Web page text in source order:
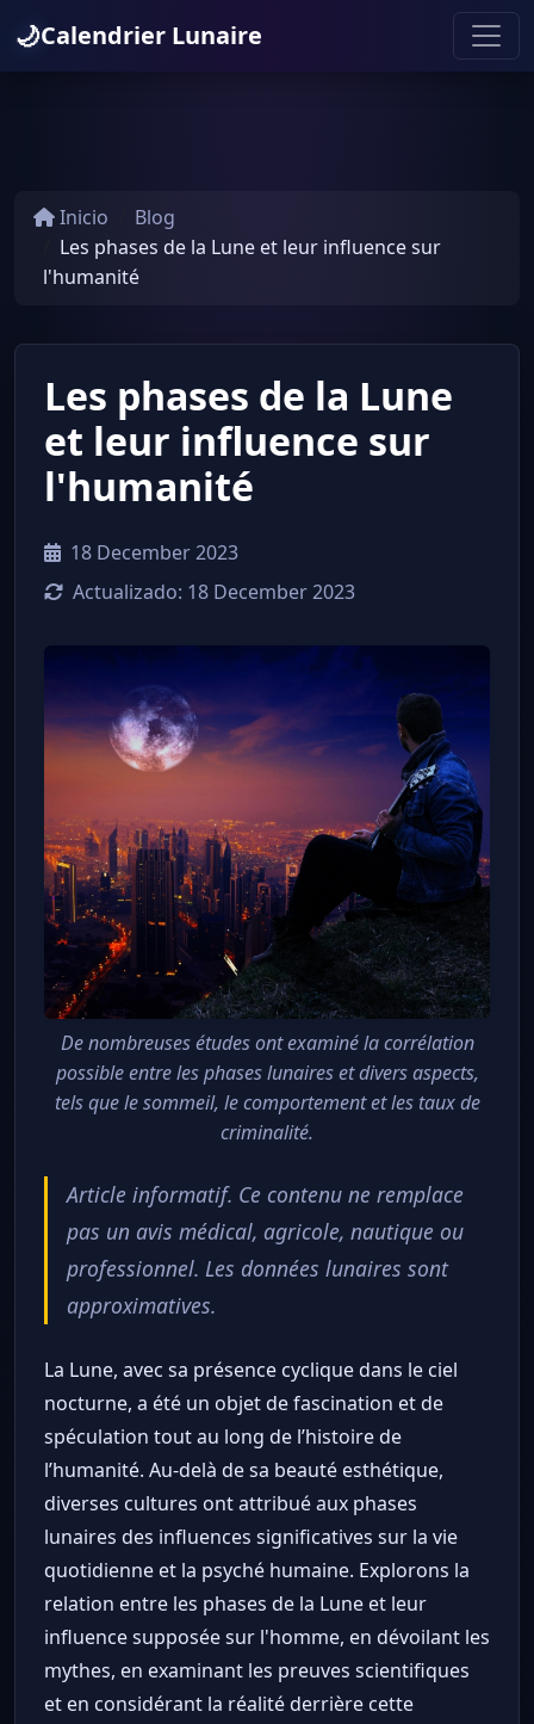
🌙Calendrier Lunaire
Inicio
Blog
Les phases de la Lune et leur influence sur
l'humanité
Les phases de la Lune
et leur influence sur
l'humanité
18 December 2023
Actualizado: 18 December 2023
De nombreuses études ont examiné la corrélation
possible entre les phases lunaires et divers aspects,
tels que le sommeil, le comportement et les taux de
criminalité.
Article informatif. Ce contenu ne remplace
pas un avis médical, agricole, nautique ou
professionnel. Les données lunaires sont
approximatives.
La Lune, avec sa présence cyclique dans le ciel
nocturne, a été un objet de fascination et de
spéculation tout au long de l’histoire de
l’humanité. Au-delà de sa beauté esthétique,
diverses cultures ont attribué aux phases
lunaires des influences significatives sur la vie
quotidienne et la psyché humaine. Explorons la
relation entre les phases de la Lune et leur
influence supposée sur l'homme, en dévoilant les
mythes, en examinant les preuves scientifiques
et en considérant la réalité derrière cette